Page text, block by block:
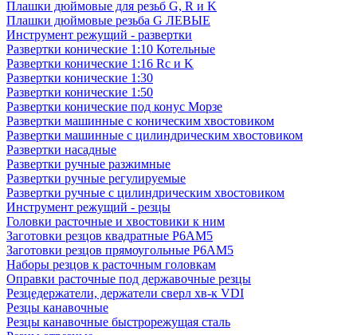
Плашки дюймовые для резьб G, R и K
Плашки дюймовые резьба G ЛЕВЫЕ
Инструмент режущий - развертки
Развертки конические 1:10 Котельные
Развертки конические 1:16 Rc и K
Развертки конические 1:30
Развертки конические 1:50
Развертки конические под конус Морзе
Развертки машинные с коническим хвостовиком
Развертки машинные с цилиндрическим хвостовиком
Развертки насадные
Развертки ручные разжимные
Развертки ручные регулируемые
Развертки ручные с цилиндрическим хвостовиком
Инструмент режущий - резцы
Головки расточные и хвостовики к ним
Заготовки резцов квадратные Р6АМ5
Заготовки резцов прямоугольные Р6АМ5
Наборы резцов к расточным головкам
Оправки расточные под державочные резцы
Резцедержатели, держатели сверл хв-к VDI
Резцы канавочные
Резцы канавочные быстрорежущая сталь